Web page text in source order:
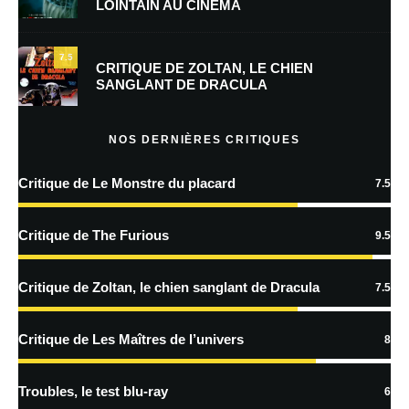
Laisser un commentaire
Votre adresse e-mail ne sera pas publiée.
LOINTAIN AU CINÉMA
7.5
CRITIQUE DE ZOLTAN, LE CHIEN
SANGLANT DE DRACULA
NOS DERNIÈRES CRITIQUES
Critique de Le Monstre du placard 7.5
Critique de The Furious 9.5
Critique de Zoltan, le chien sanglant de Dracula 7.5
Critique de Les Maîtres de l’univers 8
Troubles, le test blu-ray 6